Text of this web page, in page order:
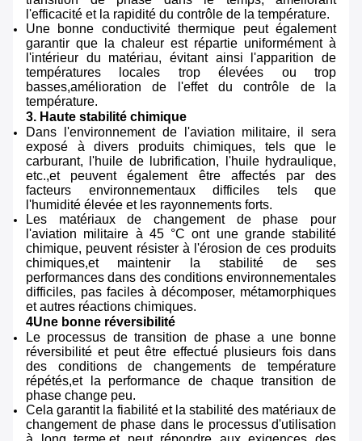
l'efficacité et la rapidité du contrôle de la température.
Une bonne conductivité thermique peut également
garantir que la chaleur est répartie uniformément à
l'intérieur du matériau, évitant ainsi l'apparition de
températures locales trop élevées ou trop
basses,amélioration de l'effet du contrôle de la
température.
3. Haute stabilité chimique
Dans l'environnement de l'aviation militaire, il sera
exposé à divers produits chimiques, tels que le
carburant, l'huile de lubrification, l'huile hydraulique,
etc.,et peuvent également être affectés par des
facteurs environnementaux difficiles tels que
l'humidité élevée et les rayonnements forts.
Les matériaux de changement de phase pour
l'aviation militaire à 45 °C ont une grande stabilité
chimique, peuvent résister à l'érosion de ces produits
chimiques,et maintenir la stabilité de ses
performances dans des conditions environnementales
difficiles, pas faciles à décomposer, métamorphiques
et autres réactions chimiques.
4Une bonne réversibilité
Le processus de transition de phase a une bonne
réversibilité et peut être effectué plusieurs fois dans
des conditions de changements de température
répétés,et la performance de chaque transition de
phase change peu.
Cela garantit la fiabilité et la stabilité des matériaux de
changement de phase dans le processus d'utilisation